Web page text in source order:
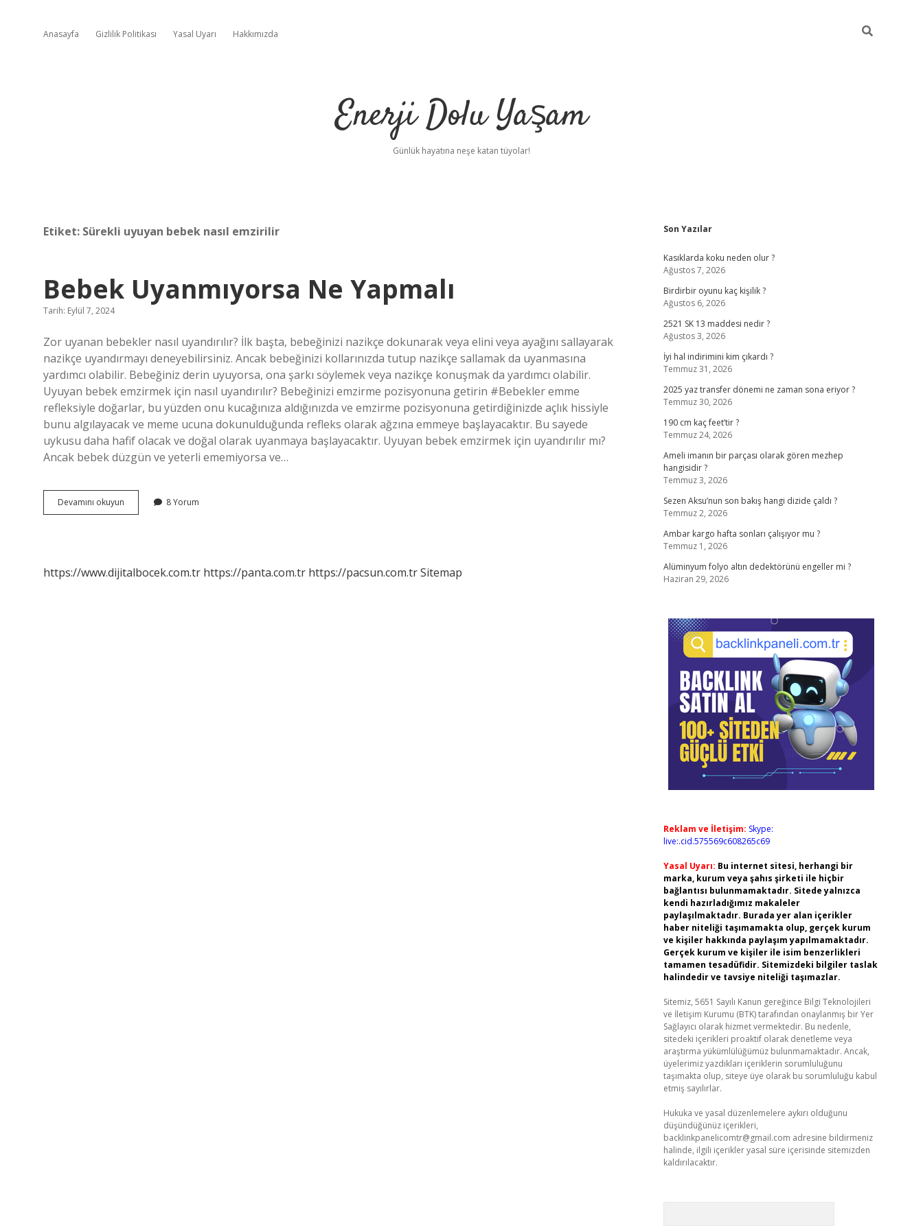
Anasayfa Gizlilik Politikası Yasal Uyarı Hakkımızda
Enerji Dolu Yaşam
Günlük hayatına neşe katan tüyolar!
Etiket: Sürekli uyuyan bebek nasıl emzirilir
Bebek Uyanmıyorsa Ne Yapmalı
Tarih: Eylül 7, 2024
Zor uyanan bebekler nasıl uyandırılır? İlk başta, bebeğinizi nazikçe dokunarak veya elini veya ayağını sallayarak
nazikçe uyandırmayı deneyebilirsiniz. Ancak bebeğinizi kollarınızda tutup nazikçe sallamak da uyanmasına
yardımcı olabilir. Bebeğiniz derin uyuyorsa, ona şarkı söylemek veya nazikçe konuşmak da yardımcı olabilir.
Uyuyan bebek emzirmek için nasıl uyandırılır? Bebeğinizi emzirme pozisyonuna getirin #Bebekler emme
refleksiyle doğarlar, bu yüzden onu kucağınıza aldığınızda ve emzirme pozisyonuna getirdiğinizde açlık hissiyle
bunu algılayacak ve meme ucuna dokunulduğunda refleks olarak ağzına emmeye başlayacaktır. Bu sayede
uykusu daha hafif olacak ve doğal olarak uyanmaya başlayacaktır. Uyuyan bebek emzirmek için uyandırılır mı?
Ancak bebek düzgün ve yeterli ememiyorsa ve…
Devamını okuyun
Uyanmıyorsa
8 Yorum
https://www.dijitalbocek.com.tr https://panta.com.tr https://pacsun.com.trSitemap
Sidebar
Son Yazılar
Kasıklarda koku neden olur ?
Ağustos 7, 2026
Birdirbir oyunu kaç kişilik ?
Ağustos 6, 2026
2521 SK 13 maddesi nedir ?
Ağustos 3, 2026
İyi hal indirimini kim çıkardı ?
Temmuz 31, 2026
2025 yaz transfer dönemi ne zaman sona eriyor ?
Temmuz 30, 2026
190 cm kaç feet’tir ?
Temmuz 24, 2026
Ameli imanın bir parçası olarak gören mezhep
hangisidir ?
Temmuz 3, 2026
Sezen Aksu’nun son bakış hangi dizide çaldı ?
Temmuz 2, 2026
Ambar kargo hafta sonları çalışıyor mu ?
Temmuz 1, 2026
Alüminyum folyo altın dedektörünü engeller mi ?
Haziran 29, 2026
Reklam ve İletişim: Skype:
live:.cid.575569c608265c69
Yasal Uyarı: Bu internet sitesi, herhangi bir
marka, kurum veya şahıs şirketi ile hiçbir
bağlantısı bulunmamaktadır. Sitede yalnızca
kendi hazırladığımız makaleler
paylaşılmaktadır. Burada yer alan içerikler
haber niteliği taşımamakta olup, gerçek kurum
ve kişiler hakkında paylaşım yapılmamaktadır.
Gerçek kurum ve kişiler ile isim benzerlikleri
tamamen tesadüfidir. Sitemizdeki bilgiler taslak
halindedir ve tavsiye niteliği taşımazlar.
Sitemiz, 5651 Sayılı Kanun gereğince Bilgi Teknolojileri
ve İletişim Kurumu (BTK) tarafından onaylanmış bir Yer
Sağlayıcı olarak hizmet vermektedir. Bu nedenle,
sitedeki içerikleri proaktif olarak denetleme veya
araştırma yükümlülüğümüz bulunmamaktadır. Ancak,
üyelerimiz yazdıkları içeriklerin sorumluluğunu
taşımakta olup, siteye üye olarak bu sorumluluğu kabul
etmiş sayılırlar.
Hukuka ve yasal düzenlemelere aykırı olduğunu
düşündüğünüz içerikleri,
backlinkpanelicomtr@gmail.com adresine bildirmeniz
halinde, ilgili içerikler yasal süre içerisinde sitemizden
kaldırılacaktır.